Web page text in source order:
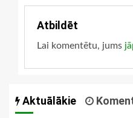
Atbildēt
Lai komentētu, jums
Aktuālākie